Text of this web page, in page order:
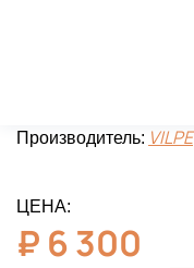
Производитель: VILPE
ЦЕНА:
₽ 6 300